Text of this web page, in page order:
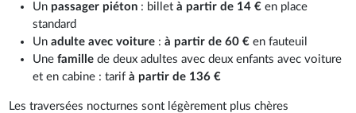
Un passager piéton : billetà partir de 14 € en place
standard
Unadulte avec voiture :à partir de 60 €en fauteuil
Unefamillede deux adultes avec deux enfants avec voiture
et en cabine : tarifà partir de 136 €
Les traversées nocturnes sont légèrement plus chères